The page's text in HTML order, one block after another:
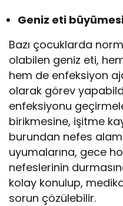
Geniz eti
Bazı çocuklarda
olabilen geniz eti,
hem de enfeksiyon
olarak görev
enfeksiyonu
birikmesine, işitme
burundan nefes
uyumalarına, gece
nefeslerinin
kolay konulup,
sorun çözülebilir.